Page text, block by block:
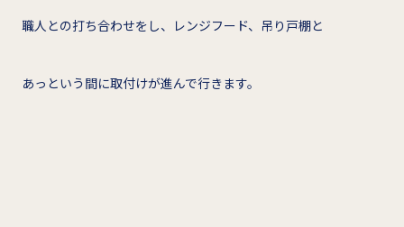
職人との打ち合わせをし、レンジフード、吊り戸棚と
あっという間に取付けが進んで行きます。